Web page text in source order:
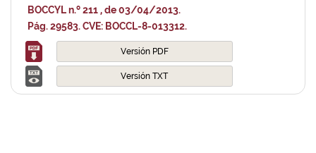
BOCCYL n.º 211 , de 03/04/2013.
Pág. 29583. CVE: BOCCL-8-013312.
Versión PDF
Versión TXT